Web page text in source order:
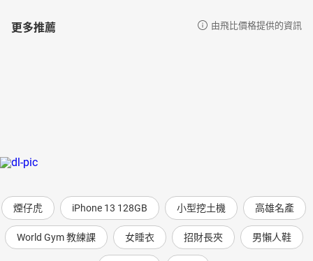
更多推薦 由飛比價格提供的資訊
煙仔虎 iPhone 13 128GB 小型挖土機 高雄名產
World Gym 教練課 女睡衣 招財長夾 男懶人鞋